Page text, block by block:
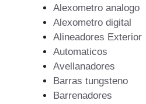
Alexometro analogo
Alexometro digital
Alineadores Exterior
Automaticos
Avellanadores
Barras tungsteno
Barrenadores